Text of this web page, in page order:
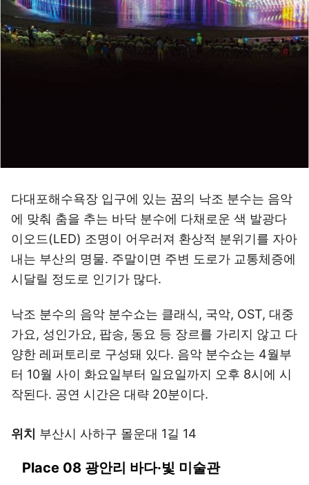
다대포해수욕장 입구에 있는 꿈의 낙조 분수는 음악
에 맞춰 춤을 추는 바닥 분수에 다채로운 색 발광다
이오드(LED) 조명이 어우러져 환상적 분위기를 자아
내는 부산의 명물. 주말이면 주변 도로가 교통체증에
시달릴 정도로 인기가 많다.
낙조 분수의 음악 분수쇼는 클래식, 국악, OST, 대중
가요, 성인가요, 팝송, 동요 등 장르를 가리지 않고 다
양한 레퍼토리로 구성돼 있다. 음악 분수쇼는 4월부
터 10월 사이 화요일부터 일요일까지 오후 8시에 시
작된다. 공연 시간은 대략 20분이다.
위치 부산시 사하구 몰운대 1길 14
Place 08 광안리 바다·빛 미술관